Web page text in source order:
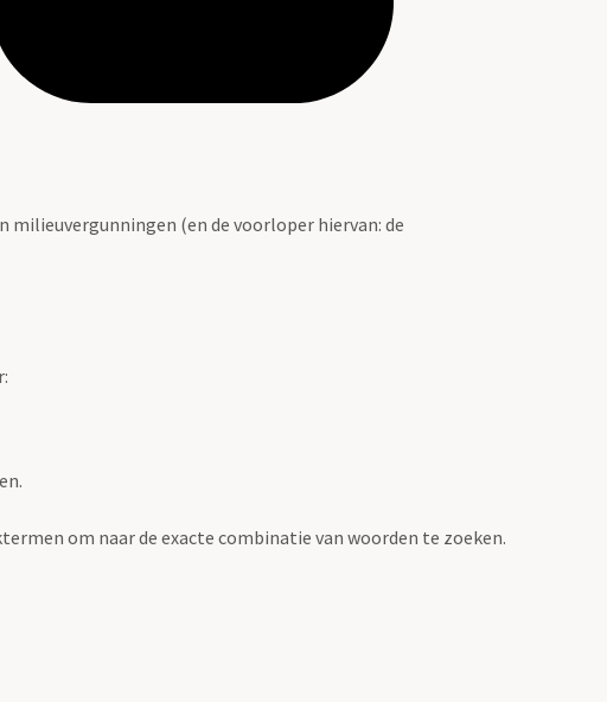
milieuvergunningen (en de voorloper hiervan: de
om naar de exacte combinatie van woorden te zoeken.